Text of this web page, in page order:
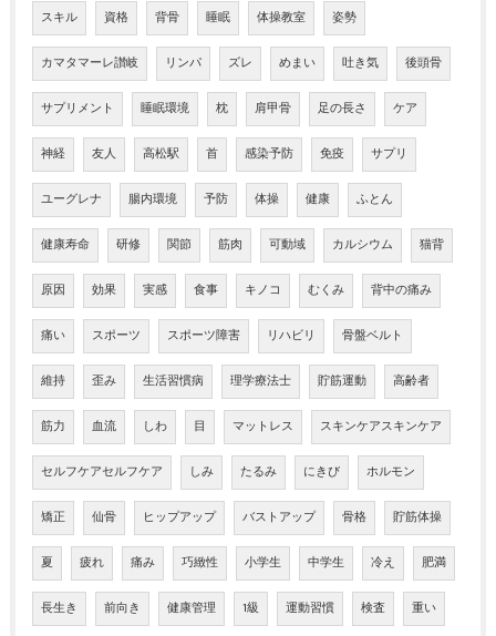
スキル 資格 背骨 睡眠 体操教室 姿勢
カマタマーレ讃岐 リンパ ズレ めまい 吐き気 後頭骨
サプリメント 睡眠環境 枕 肩甲骨 足の長さ ケア
神経 友人 高松駅 首 感染予防 免疫 サプリ
ユーグレナ 腸内環境 予防 体操 健康 ふとん
健康寿命 研修 関節 筋肉 可動域 カルシウム 猫背
原因 効果 実感 食事 キノコ むくみ 背中の痛み
痛い スポーツ スポーツ障害 リハビリ 骨盤ベルト
維持 歪み 生活習慣病 理学療法士 貯筋運動 高齢者
筋力 血流 しわ 目 マットレス スキンケアスキンケア
セルフケアセルフケア しみ たるみ にきび ホルモン
矯正 仙骨 ヒップアップ バストアップ 骨格 貯筋体操
夏 疲れ 痛み 巧緻性 小学生 中学生 冷え 肥満
長生き 前向き 健康管理 1級 運動習慣 検査 重い